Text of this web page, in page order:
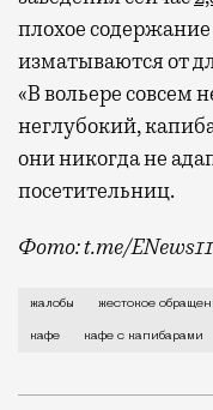
плохое
изматываются от
«В вольере совсем
неглубокий,
они никогда не
посетительниц.
Фото: t.me/
С момента
жалобы жестокое
кафе кафе с капибарами